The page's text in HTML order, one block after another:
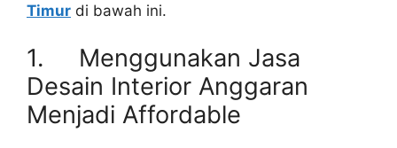
Timur di bawah ini.
1. Menggunakan Jasa
Desain Interior Anggaran
Menjadi Affordable